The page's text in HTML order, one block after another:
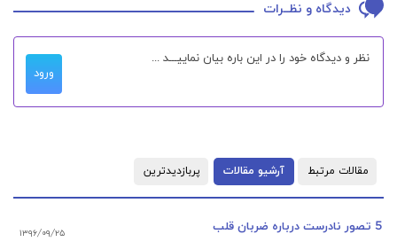
دیدگاه و نظــرات
ورود
مقالات مرتبط آرشیو مقالات پربازدیدترین
5 تصور نادرست درباره ضربان قلب ۱۳۹۶/۰۹/۲۵